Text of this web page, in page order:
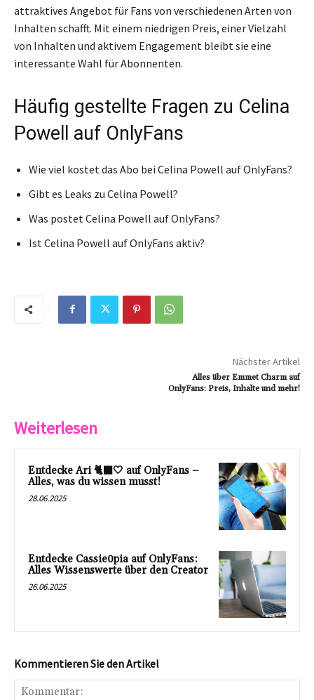
attraktives Angebot für Fans von verschiedenen Arten von
Inhalten schafft. Mit einem niedrigen Preis, einer Vielzahl
von Inhalten und aktivem Engagement bleibt sie eine
interessante Wahl für Abonnenten.
Häufig gestellte Fragen zu Celina
Powell auf OnlyFans
Wie viel kostet das Abo bei Celina Powell auf OnlyFans?
Gibt es Leaks zu Celina Powell?
Was postet Celina Powell auf OnlyFans?
Ist Celina Powell auf OnlyFans aktiv?
Nächster Artikel
Alles über Emmet Charm auf
OnlyFans: Preis, Inhalte und mehr!
Weiterlesen
Entdecke Ari 🐈‍⬛🤍 auf OnlyFans –
Alles, was du wissen musst!
28.06.2025
Entdecke Cassie0pia auf OnlyFans:
Alles Wissenswerte über den Creator
26.06.2025
Kommentieren Sie den Artikel